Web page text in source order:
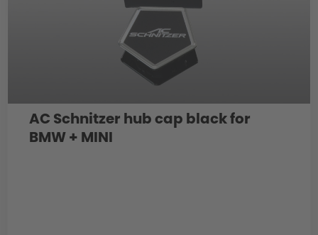
AC Schnitzer hub cap black for
BMW + MINI